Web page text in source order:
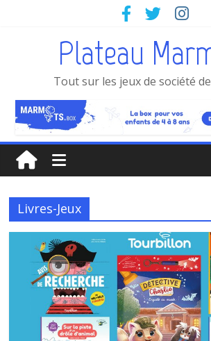
Plateau
Tout sur les jeux de société
Livres-Jeux